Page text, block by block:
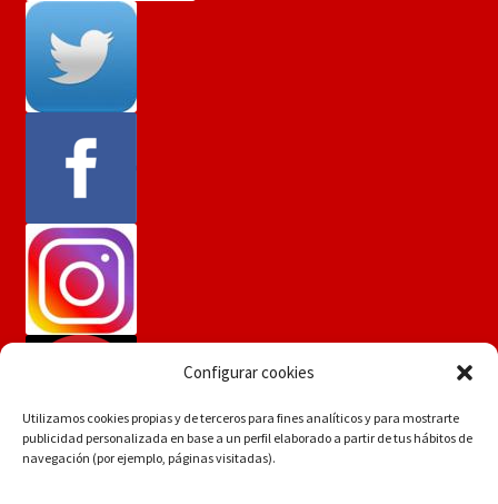
Configurar cookies
Utilizamos cookies propias y de terceros para fines analíticos y para mostrarte
publicidad personalizada en base a un perfil elaborado a partir de tus hábitos de
navegación (por ejemplo, páginas visitadas).